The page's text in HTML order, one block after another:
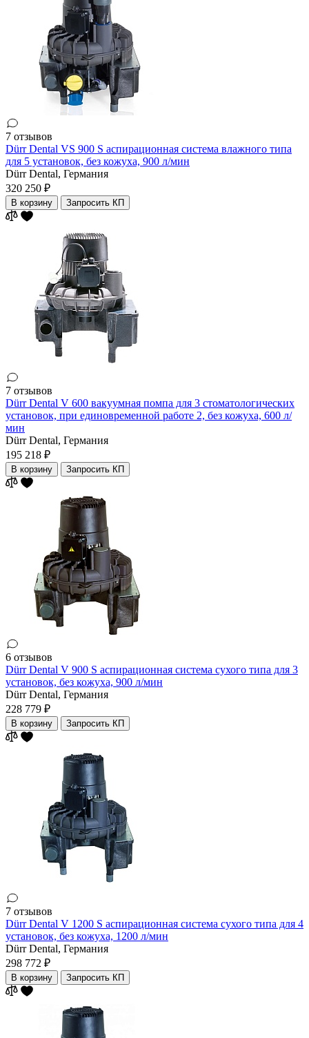
7 отзывов
Dürr Dental VS 900 S аспирационная система влажного типа
для 5 установок, без кожуха, 900 л/мин
Dürr Dental, Германия
320 250 ₽
В корзину Запросить КП
7 отзывов
Dürr Dental V 600 вакуумная помпа для 3 стоматологических
установок, при единовременной работе 2, без кожуха, 600 л/
мин
Dürr Dental, Германия
195 218 ₽
В корзину Запросить КП
6 отзывов
Dürr Dental V 900 S аспирационная система сухого типа для 3
установок, без кожуха, 900 л/мин
Dürr Dental, Германия
228 779 ₽
В корзину Запросить КП
7 отзывов
Dürr Dental V 1200 S аспирационная система сухого типа для 4
установок, без кожуха, 1200 л/мин
Dürr Dental, Германия
298 772 ₽
В корзину Запросить КП